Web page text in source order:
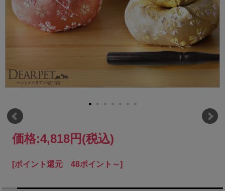
価格:4,818円(税込)
[ポイント還元 48ポイント～]